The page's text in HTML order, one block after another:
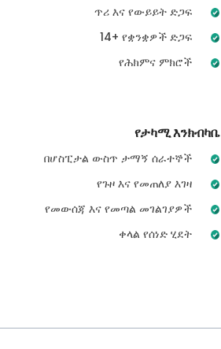
ጥሪ እና የውይይት ድጋፍ
14+ የቋንቋዎች ድጋፍ
የሕክምና ምክሮች
የታካሚ እንክብካቤ
በሆስፒታል ውስጥ ታማኝ ሰራተኞች
የጉዞ እና የመጠለያ እገዛ
የመውሰጃ እና የመጣል መገልገያዎች
ቀላል የሰነድ ሂደት